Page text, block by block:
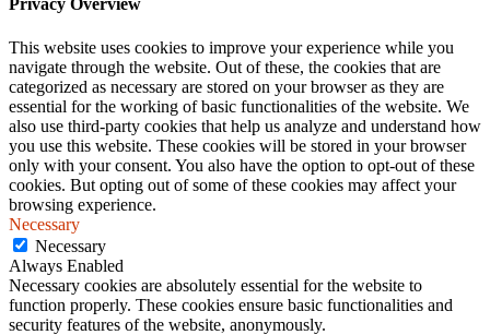
Privacy Overview
This website uses cookies to improve your experience while you
navigate through the website. Out of these, the cookies that are
categorized as necessary are stored on your browser as they are
essential for the working of basic functionalities of the website. We
also use third-party cookies that help us analyze and understand how
you use this website. These cookies will be stored in your browser
only with your consent. You also have the option to opt-out of these
cookies. But opting out of some of these cookies may affect your
browsing experience.
Necessary
Necessary
Always Enabled
Necessary cookies are absolutely essential for the website to
function properly. These cookies ensure basic functionalities and
security features of the website, anonymously.